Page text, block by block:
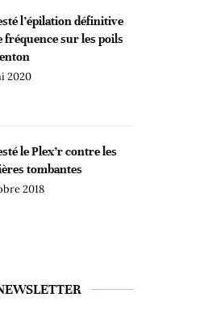
l’épilation définitive
fréquence sur les poils
2020
le Plex’r contre les
tombantes
2018